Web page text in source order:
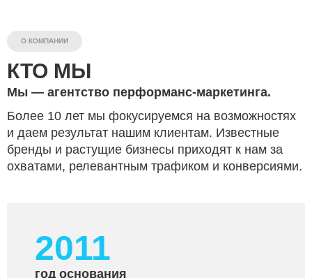
О КОМПАНИИ
КТО МЫ
Мы — агентство перформанс-маркетинга.
Более 10 лет мы фокусируемся на возможностях
и даем результат нашим клиентам. Известные
бренды и растущие бизнесы приходят к нам за
охватами, релевантным трафиком и конверсиями.
2011
год основания